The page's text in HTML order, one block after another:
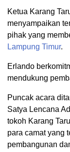
Ketua Karang
menyampaikan
pihak yang
Lampung Timur.
Erlando
mendukung
Puncak acara
Satya Lencana
tokoh Karang
para camat yang
pembangunan